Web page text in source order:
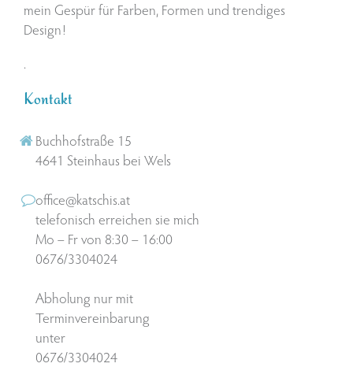
mein Gespür für Farben, Formen und trendiges
Design!
.
Kontakt
Buchhofstraße 15
4641 Steinhaus bei Wels
office@katschis.at
telefonisch erreichen sie mich
Mo – Fr von 8:30 – 16:00
0676/3304024
Abholung nur mit
Terminvereinbarung
unter
0676/3304024